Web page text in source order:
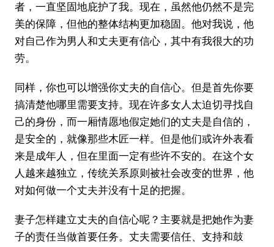
者，一直坚固地庇护了我。现在，虽然他仍然不是完
美的保障，但他的整体结构更加稳固。他对我说，他
对自己作为男人和丈夫更有信心，其中有我很大的功
劳。
同样，你也可以增强你丈夫的自信心。但是首先你要
搞清楚他哪里需要支持。现在许多女人太迫切寻找自
己的身份，而一厢情愿地假定她们的丈夫是自信的，
是安全的，就像那些木匠一样。但是他们或许外表看
来是成年人，但在里面一定有些许不安的。在这个女
人越来越独立，传统关系原则被社会改变的世界，他
对如何做一个丈夫并没有十足的把握。
妻子怎样建立丈夫的自信心呢？主要就是把她作为妻
子的责任当做首要任务。丈夫需要信任、支持和鼓